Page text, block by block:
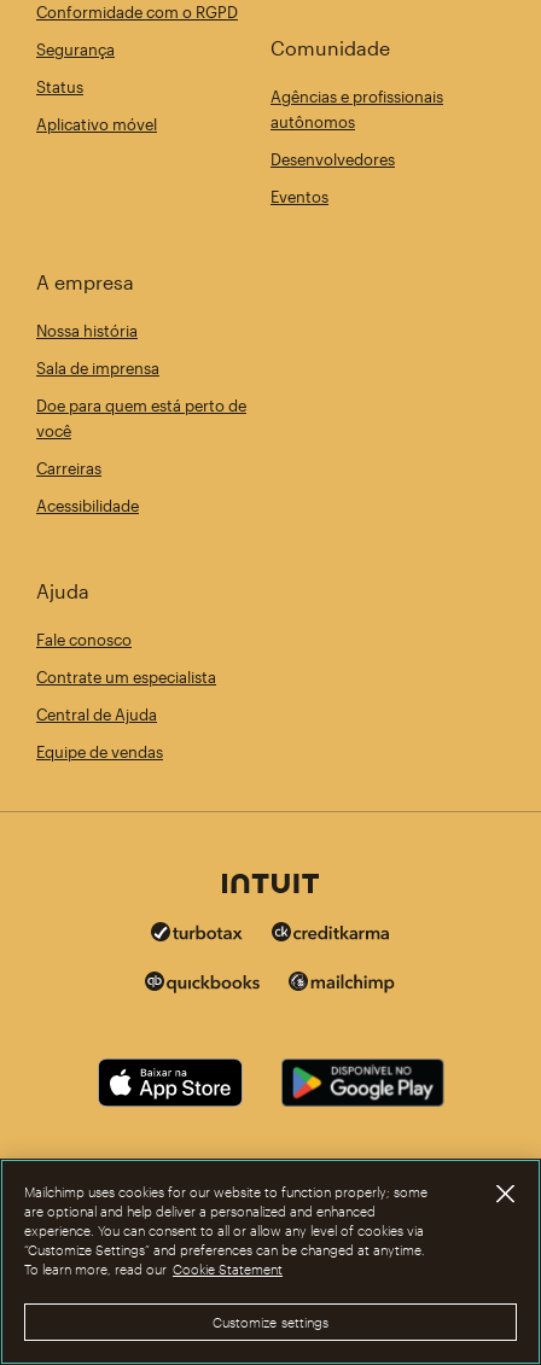
Conformidade com o RGPD
Segurança
Status
Aplicativo móvel
Comunidade
Agências e profissionais
autônomos
Desenvolvedores
Eventos
A empresa
Nossa história
Sala de imprensa
Doe para quem está perto de
você
Carreiras
Acessibilidade
Ajuda
Fale conosco
Contrate um especialista
Central de Ajuda
Equipe de vendas
Mailchimp uses cookies for our website to function properly; some
are optional and help deliver a personalized and enhanced
experience. You can consent to all or allow any level of cookies via
“Customize Settings” and preferences can be changed at anytime.
To learn more, read our Cookie Statement
Customize settings